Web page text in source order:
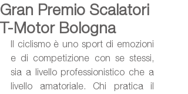
Gran Premio Scalatori
T-Motor Bologna
Il ciclismo è uno sport di emozioni
e di competizione con se stessi,
sia a livello professionistico che a
livello amatoriale. Chi pratica il